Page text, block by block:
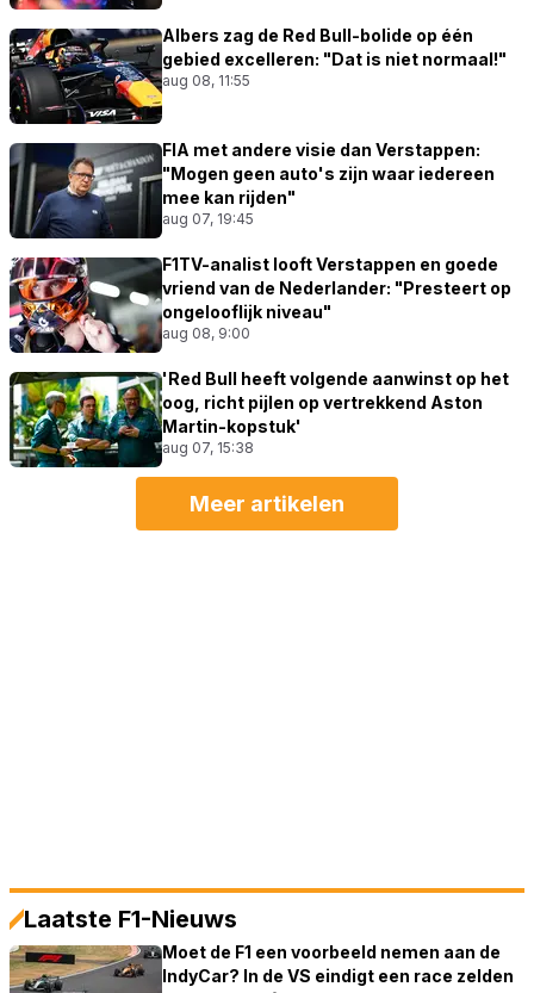
Albers zag de Red Bull-bolide op één
gebied excelleren: "Dat is niet normaal!"
aug 08, 11:55
FIA met andere visie dan Verstappen:
"Mogen geen auto's zijn waar iedereen
mee kan rijden"
aug 07, 19:45
F1TV-analist looft Verstappen en goede
vriend van de Nederlander: "Presteert op
ongelooflijk niveau"
aug 08, 9:00
'Red Bull heeft volgende aanwinst op het
oog, richt pijlen op vertrekkend Aston
Martin-kopstuk'
aug 07, 15:38
Meer artikelen
Laatste F1-Nieuws
Moet de F1 een voorbeeld nemen aan de
IndyCar? In de VS eindigt een race zelden